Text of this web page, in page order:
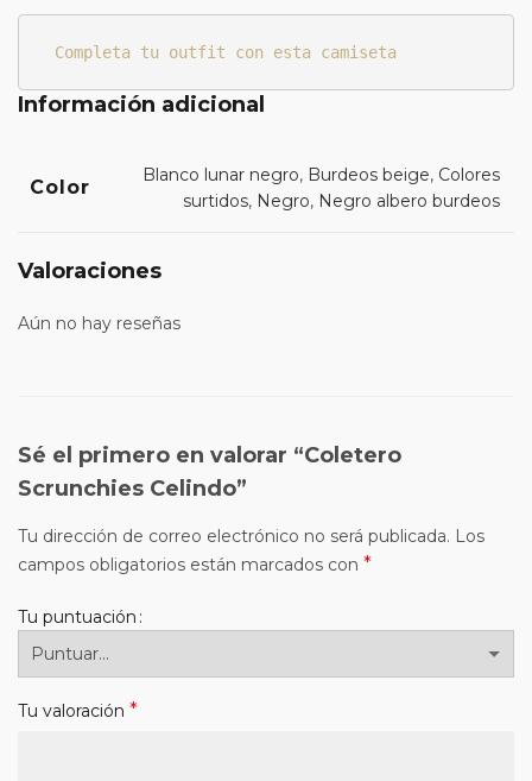
Completa tu outfit con esta camiseta
Información adicional
Color
Blanco lunar negro, Burdeos beige, Colores
surtidos, Negro, Negro albero burdeos
Valoraciones
Aún no hay reseñas
Sé el primero en valorar “Coletero
Scrunchies Celindo”
Tu dirección de correo electrónico no será publicada. Los
campos obligatorios están marcados con *
Tu puntuación
Tu valoración *